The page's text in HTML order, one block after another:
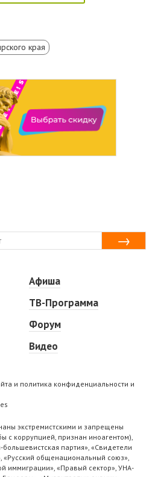
края
Афиша
ТВ-Программа
Форум
Видео
и политика конфиденциальности и
экстремистскими и запрещены
коррупцией, признан иноагентом),
партия», «Свидетели
общенациональный союз»,
иммиграции», «Правый сектор», УНА-